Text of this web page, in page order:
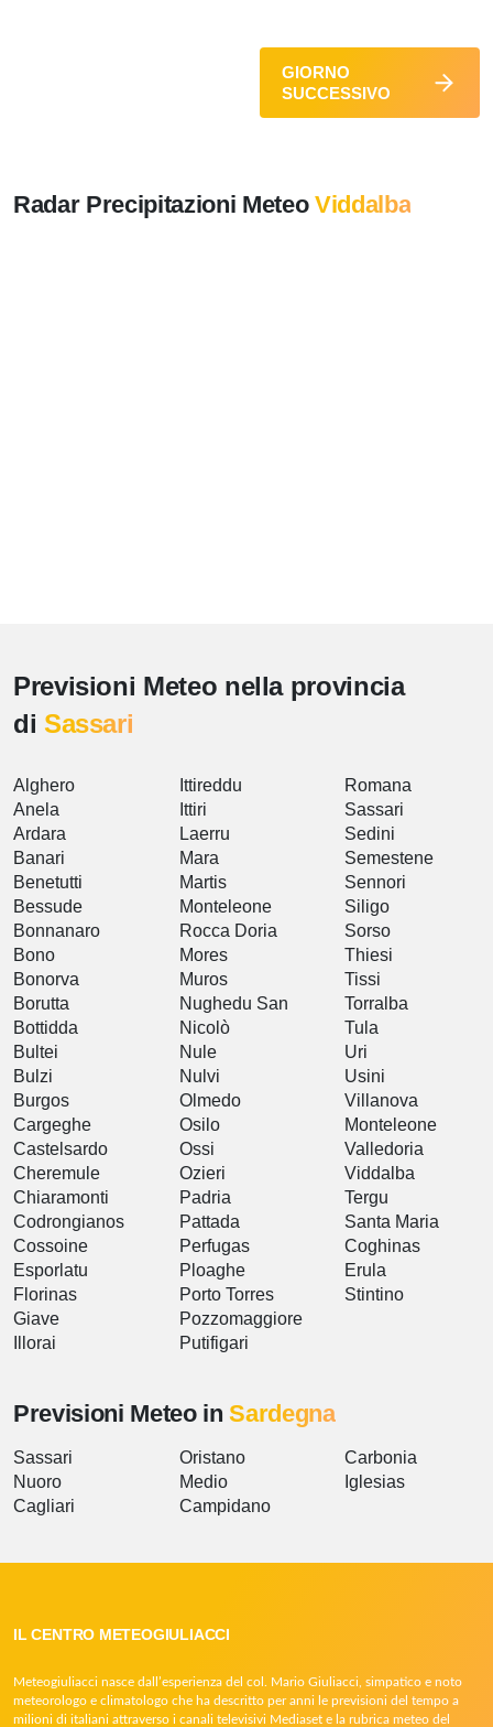
GIORNO
SUCCESSIVO
Radar Precipitazioni MeteoViddalba
Previsioni Meteo nella provincia
di Sassari
Alghero
Anela
Ardara
Banari
Benetutti
Bessude
Bonnanaro
Bono
Bonorva
Borutta
Bottidda
Bultei
Bulzi
Burgos
Cargeghe
Castelsardo
Cheremule
Chiaramonti
Codrongianos
Cossoine
Esporlatu
Florinas
Giave
Illorai
Ittireddu
Ittiri
Laerru
Mara
Martis
Monteleone
Rocca Doria
Mores
Muros
Nughedu San
Nicolò
Nule
Nulvi
Olmedo
Osilo
Ossi
Ozieri
Padria
Pattada
Perfugas
Ploaghe
Porto Torres
Pozzomaggiore
Putifigari
Romana
Sassari
Sedini
Semestene
Sennori
Siligo
Sorso
Thiesi
Tissi
Torralba
Tula
Uri
Usini
Villanova
Monteleone
Valledoria
Viddalba
Tergu
Santa Maria
Coghinas
Erula
Stintino
Previsioni Meteo inSardegna
Sassari
Nuoro
Cagliari
Oristano
Medio
Campidano
Carbonia
Iglesias
IL CENTRO METEOGIULIACCI
Meteogiuliacci nasce dall’esperienza del col. Mario Giuliacci, simpatico e noto
meteorologo e climatologo che ha descritto per anni le previsioni del tempo a
milioni di italiani attraverso i canali televisivi Mediaset e la rubrica meteo del